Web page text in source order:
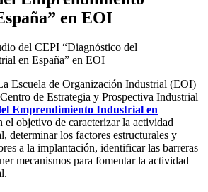
en EOI
Escuela de Organización Industrial (EOI)
de Estrategia y Prospectiva Industrial
Emprendimiento Industrial en
el objetivo de caracterizar la actividad
determinar los factores estructurales y
a la implantación, identificar las barreras
mecanismos para fomentar la actividad